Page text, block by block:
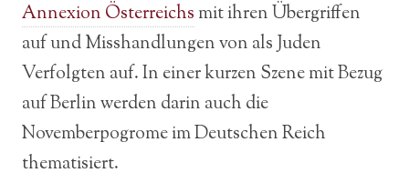
Annexion Österreichs mit ihren Übergriffen
auf und Misshandlungen von als Juden
Verfolgten auf. In einer kurzen Szene mit Bezug
auf Berlin werden darin auch die
Novemberpogrome im Deutschen Reich
thematisiert.